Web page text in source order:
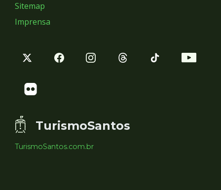
Sitemap
Imprensa
TurismoSantos
TurismoSantos.com.br